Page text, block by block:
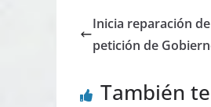
Inicia reparación
petición de
También